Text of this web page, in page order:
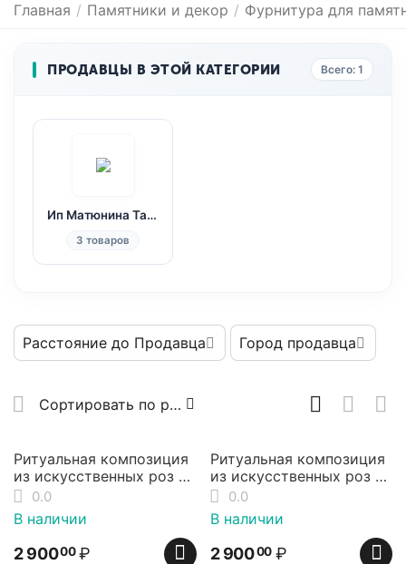
Главная / Памятники и декор / Фурнитура для
ПРОДАВЦЫ В ЭТОЙ КАТЕГОРИИ Всего: 1
Ип Матюнина Татьяна Александровна
3 товаров
Расстояние до Продавца Город продавца
Сортировать по рейтингу продавца
Ритуальная композиция
из искусственных роз в
стеклянной пирамиде
0.0
В наличии
2 90000 ₽
Ритуальная композиция
из искусственных роз в
стеклянной пирамиде
0.0
В наличии
2 90000 ₽